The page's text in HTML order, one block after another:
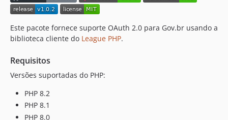
Este pacote fornece suporte OAuth 2.0 para Gov.br usando a
biblioteca cliente do League PHP.
Requisitos
Versões suportadas do PHP:
PHP 8.2
PHP 8.1
PHP 8.0